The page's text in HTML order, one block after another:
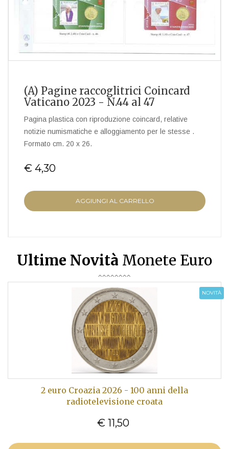
(A) Pagine raccoglitrici Coincard
Vaticano 2023 - N.44 al 47
Pagina plastica con riproduzione coincard, relative
notizie numismatiche e alloggiamento per le stesse .
Formato cm. 20 x 26.
€ 4,30
AGGIUNGI AL CARRELLO
Ultime Novità Monete Euro
NOVITÀ
2 euro Croazia 2026 - 100 anni della
radiotelevisione croata
€ 11,50